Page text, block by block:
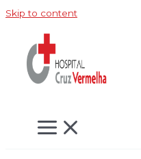
Skip to content